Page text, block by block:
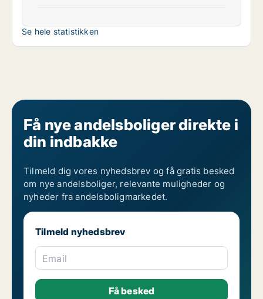
Se hele statistikken
Få nye andelsboliger direkte i
din indbakke
Tilmeld dig vores nyhedsbrev og få gratis besked
om nye andelsboliger, relevante muligheder og
nyheder fra andelsboligmarkedet.
Tilmeld nyhedsbrev
Email